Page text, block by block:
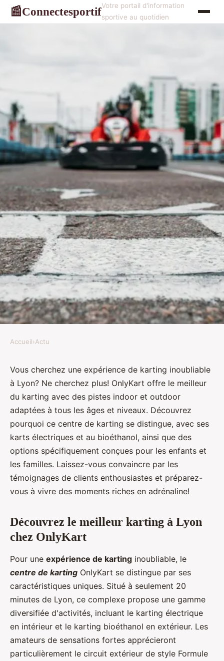
📰ConnectesportifVotre portail d'information
sportive au quotidien
Découvrez le meilleur karting
lyon chez onlykart
Charlie•27 août 2024• 3 min de lecture
Accueil›Actu
Vous cherchez une expérience de karting inoubliable
à Lyon? Ne cherchez plus! OnlyKart offre le meilleur
du karting avec des pistes indoor et outdoor
adaptées à tous les âges et niveaux. Découvrez
pourquoi ce centre de karting se distingue, avec ses
karts électriques et au bioéthanol, ainsi que des
options spécifiquement conçues pour les enfants et
les familles. Laissez-vous convaincre par les
témoignages de clients enthousiastes et préparez-
vous à vivre des moments riches en adrénaline!
Découvrez le meilleur karting à Lyon
chez OnlyKart
Pour une expérience de karting inoubliable, le
centre de karting OnlyKart se distingue par ses
caractéristiques uniques. Situé à seulement 20
minutes de Lyon, ce complexe propose une gamme
diversifiée d'activités, incluant le karting électrique
en intérieur et le karting bioéthanol en extérieur. Les
amateurs de sensations fortes apprécieront
particulièrement le circuit extérieur de style Formule